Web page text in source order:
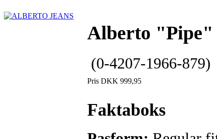
Alberto "Pipe"
(0-4207-1966-879)
Pris DKK 999,95
Faktaboks